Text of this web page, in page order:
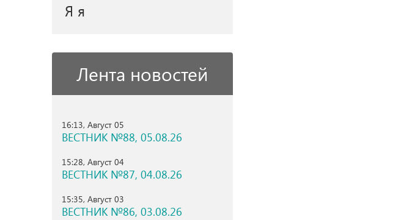
Я я
Лента новостей
16:13, Август 05
ВЕСТНИК №88, 05.08.26
15:28, Август 04
ВЕСТНИК №87, 04.08.26
15:35, Август 03
ВЕСТНИК №86, 03.08.26